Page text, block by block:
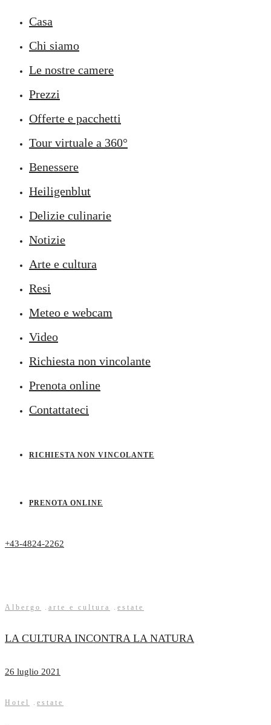
Casa
Chi siamo
Le nostre camere
Prezzi
Offerte e pacchetti
Tour virtuale a 360°
Benessere
Heiligenblut
Delizie culinarie
Notizie
Arte e cultura
Resi
Meteo e webcam
Video
Richiesta non vincolante
Prenota online
Contattateci
RICHIESTA NON VINCOLANTE
PRENOTA ONLINE
+43-4824-2262
Albergo . arte e cultura . estate
LA CULTURA INCONTRA LA NATURA
26 luglio 2021
Hotel . estate